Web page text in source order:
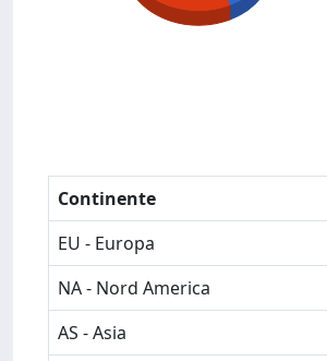
Continente
EU - Europa
NA - Nord America
AS - Asia